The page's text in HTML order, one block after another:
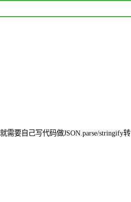
需要自己写代码做JSON.parse/stringify转